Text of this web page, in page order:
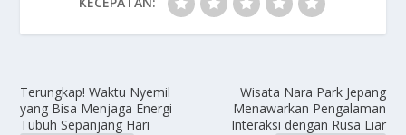
Terungkap! Waktu Nyemil
yang Bisa Menjaga Energi
Tubuh Sepanjang Hari
Wisata Nara Park Jepang
Menawarkan Pengalaman
Interaksi dengan Rusa Liar